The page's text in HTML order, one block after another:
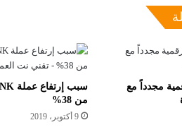
مجدداً مع
من 38%
9 أكتوبر، 2019